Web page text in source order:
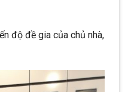
độ đề gia của chủ nhà,